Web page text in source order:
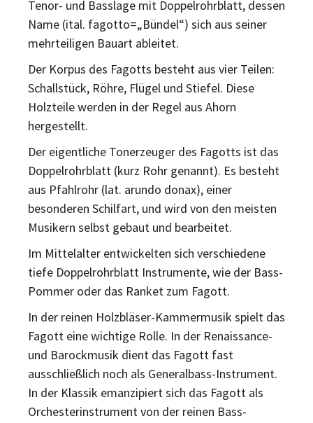
Tenor- und Basslage mit Doppelrohrblatt, dessen
Name (ital. fagotto=„Bündel“) sich aus seiner
mehrteiligen Bauart ableitet.
Der Korpus des Fagotts besteht aus vier Teilen:
Schallstück, Röhre, Flügel und Stiefel. Diese
Holzteile werden in der Regel aus Ahorn
hergestellt.
Der eigentliche Tonerzeuger des Fagotts ist das
Doppelrohrblatt (kurz Rohr genannt). Es besteht
aus Pfahlrohr (lat. arundo donax), einer
besonderen Schilfart, und wird von den meisten
Musikern selbst gebaut und bearbeitet.
Im Mittelalter entwickelten sich verschiedene
tiefe Doppelrohrblatt Instrumente, wie der Bass-
Pommer oder das Ranket zum Fagott.
In der reinen Holzbläser-Kammermusik spielt das
Fagott eine wichtige Rolle. In der Renaissance-
und Barockmusik dient das Fagott fast
ausschließlich noch als Generalbass-Instrument.
In der Klassik emanzipiert sich das Fagott als
Orchesterinstrument von der reinen Bass-